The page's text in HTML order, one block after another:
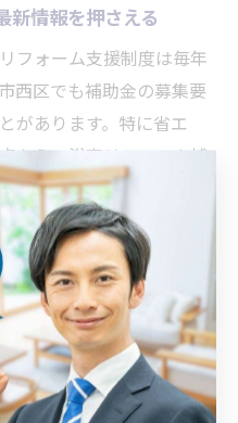
新情報を押さえる
フォーム支援制度は毎年
西区でも補助金の募集要
があります。特に省エ
から、浴室リフォーム補
あるため、最新情報の確
福岡市の公式ウェブサイ
会社の情報発信を定期的
、国の「こどもエコすま
キャンペーン」なども
数の制度を比較検討する